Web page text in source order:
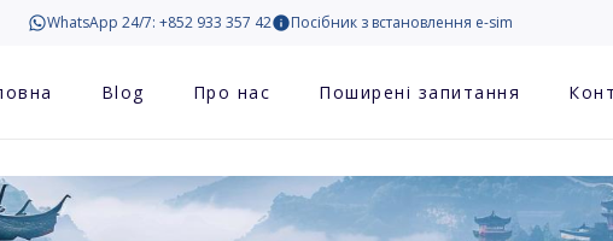
WhatsApp 24/7: +852 933 357 42 Посібник з встановлення e-sim
Blog Про нас Поширені запитання